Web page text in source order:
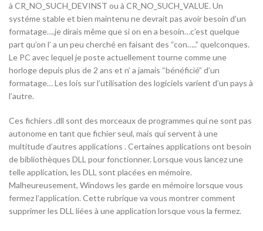
à CR_NO_SUCH_DEVINST ou à CR_NO_SUCH_VALUE. Un
systéme stable et bien maintenu ne devrait pas avoir besoin d’un
formatage….je dirais même que si on en a besoin…c’est quelque
part qu’on l’ a un peu cherché en faisant des “con…..” quelconques.
Le PC avec lequel je poste actuellement tourne comme une
horloge depuis plus de 2 ans et n’ a jamais “bénéficié” d’un
formatage… Les lois sur l’utilisation des logiciels varient d’un pays à
l’autre.
Ces fichiers .dll sont des morceaux de programmes qui ne sont pas
autonome en tant que fichier seul, mais qui servent à une
multitude d’autres applications . Certaines applications ont besoin
de bibliothèques DLL pour fonctionner. Lorsque vous lancez une
telle application, les DLL sont placées en mémoire.
Malheureusement, Windows les garde en mémoire lorsque vous
fermez l’application. Cette rubrique va vous montrer comment
supprimer les DLL liées à une application lorsque vous la fermez.